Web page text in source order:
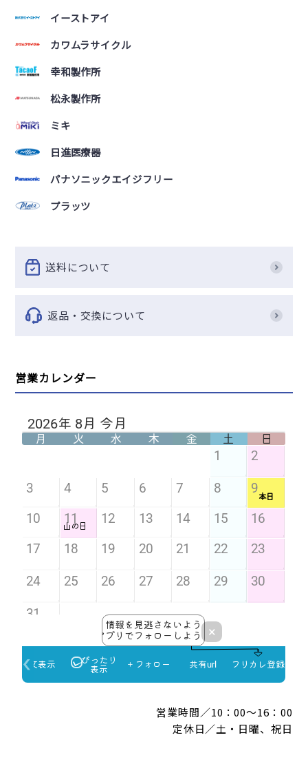
イーストアイ
カワムラサイクル
幸和製作所
松永製作所
ミキ
日進医療器
パナソニックエイジフリー
プラッツ
送料について
返品・交換について
営業カレンダー
営業時間／10：00～16：00
定休日／土・日曜、祝日